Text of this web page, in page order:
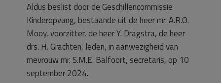
Aldus beslist door de Geschillencommissie
Kinderopvang, bestaande uit de heer mr. A.R.O.
Mooy, voorzitter, de heer Y. Dragstra, de heer
drs. H. Grachten, leden, in aanwezigheid van
mevrouw mr. S.M.E. Balfoort, secretaris, op 10
september 2024.